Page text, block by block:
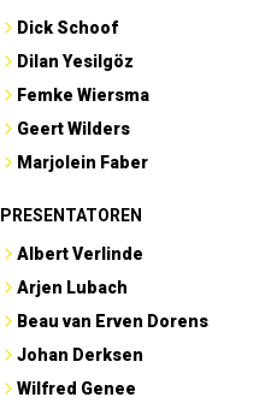
Dick Schoof
Dilan Yesilgöz
Femke Wiersma
Geert Wilders
Marjolein Faber
PRESENTATOREN
Albert Verlinde
Arjen Lubach
Beau van Erven Dorens
Johan Derksen
Wilfred Genee